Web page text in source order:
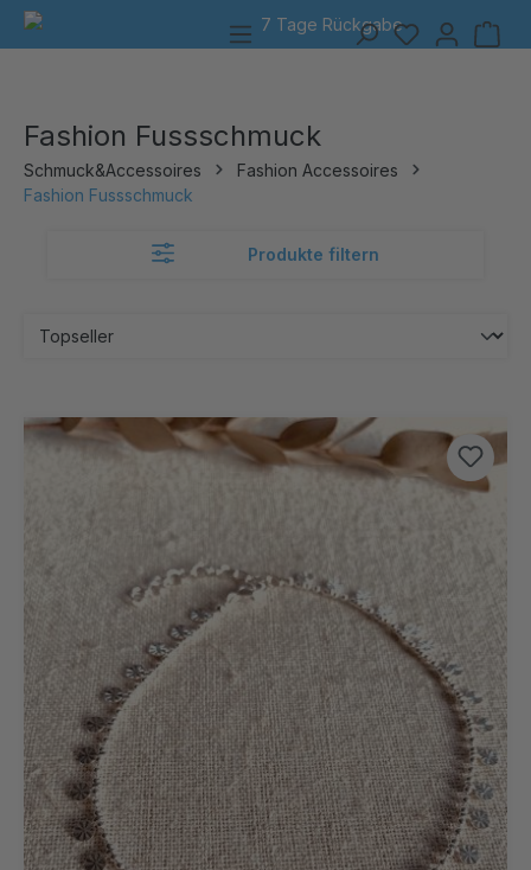
springen 7 Tage Rückgabe
Fashion Fussschmuck
Schmuck&Accessoires
Fashion Accessoires
Fashion Fussschmuck
Produkte filtern